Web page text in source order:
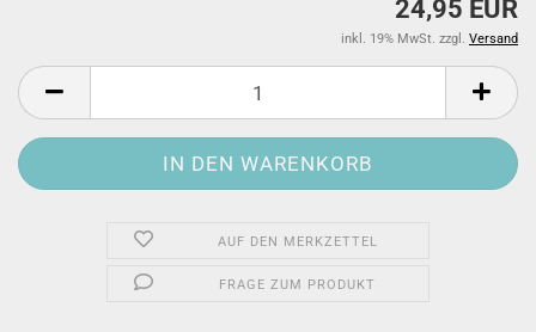
24,95 EUR
inkl. 19% MwSt. zzgl. Versand
AUF DEN MERKZETTEL
FRAGE ZUM PRODUKT